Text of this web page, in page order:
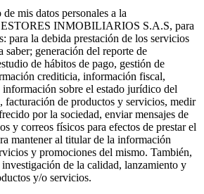
mis datos personales a la
INMOBILIARIOS S.A.S, para
para la debida prestación de los servicios
saber; generación del reporte de
de hábitos de pago, gestión de
crediticia, información fiscal,
información sobre el estado jurídico del
de productos y servicios, medir
por la sociedad, enviar mensajes de
y correos físicos para efectos de prestar el
mantener al titular de la información
y promociones del mismo. También,
de la calidad, lanzamiento y
y/o servicios.